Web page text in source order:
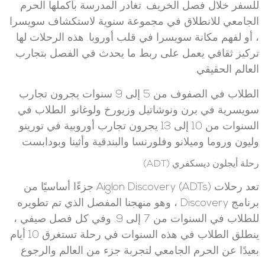
للسفر خلال فصل الخريف. تغادر المدرسة بأكملها الحرم
الجامعي للانطلاق في مجموعة سنوية لاستكشاف سويسرا
، أو لفهم مكانة سويسرا في قلب أوروبا. هذه الرحلات لها
تركيز ثقافي يعمل على ربط ما يحدث في الفصل بتجارب
العالم الحقيقي.
الطلاب في الصفوف من 5 إلى 9 سنوات يجرون تجارب
سويسرية في برن ونوشاتيل وزيورخ ولوغانو. الطلاب في
السنوات من 10 إلى 13 يجرون تجارب أوروبية في تورينو
وليون وروما وميلانو وفلورنسا والبندقية وأثينا وبودابست.
رحلة أيجلون ديسكفري (ADT)
تعد رحلات Aiglon Discovery (ADTs) جزءًا أساسيًا من
برنامج Discovery ، وهو منهجنا المفصل الذي تم تطويره
للطلاب في السنوات من 7 إلى 9. وفي كل فصل صيفي ،
ينطلق الطلاب في هذه السنوات في رحلة تستغرق 10 أيام
بعيدًا عن الحرم الجامعي لتجربة جزء من العالم والرجوع